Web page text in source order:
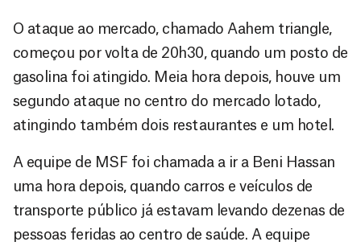
O ataque ao mercado, chamado Aahem triangle,
começou por volta de 20h30, quando um posto de
gasolina foi atingido. Meia hora depois, houve um
segundo ataque no centro do mercado lotado,
atingindo também dois restaurantes e um hotel.
A equipe de MSF foi chamada a ir a Beni Hassan
uma hora depois, quando carros e veículos de
transporte público já estavam levando dezenas de
pessoas feridas ao centro de saúde. A equipe